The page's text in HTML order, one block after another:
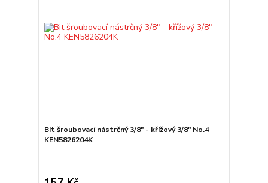
Bit šroubovací nástrčný 3/8" - křížový 3/8" No.4
KEN5826204K